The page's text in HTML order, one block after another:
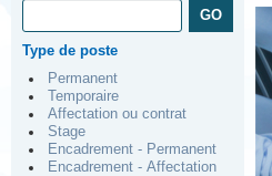
Type de poste
Permanent
Temporaire
Affectation ou contrat
Stage
Encadrement - Permanent
Encadrement - Affectation